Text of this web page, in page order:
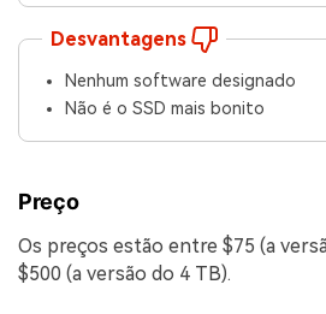
Desvantagens
Nenhum software designado
Não é o SSD mais bonito
Preço
Os preços estão entre $75 (a
$500 (a versão do 4 TB).